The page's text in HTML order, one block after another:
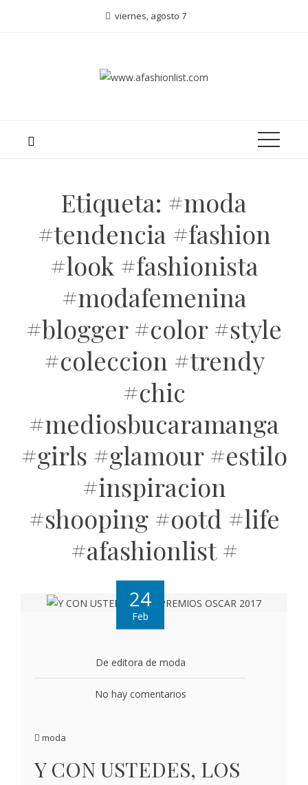
viernes, agosto 7
Etiqueta: #moda
#tendencia #fashion
#look #fashionista
#modafemenina
#blogger #color #style
#coleccion #trendy
#chic
#mediosbucaramanga
#girls #glamour #estilo
#inspiracion
#shooping #ootd #life
#afashionlist #
24
Feb
De editora de moda
No hay comentarios
moda
Y CON USTEDES, LOS